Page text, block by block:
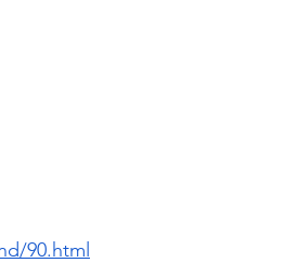
90.html